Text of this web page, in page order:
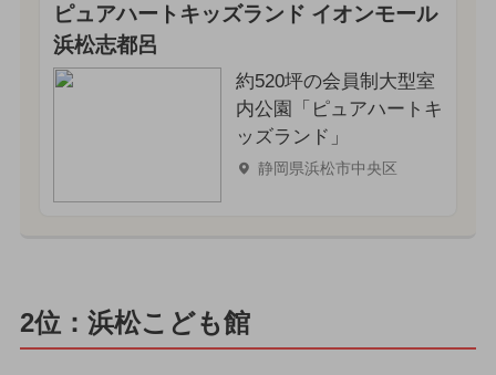
ピュアハートキッズランド イオンモール
浜松志都呂
約520坪の会員制大型室
内公園「ピュアハートキ
ッズランド」
静岡県浜松市中央区
2位：浜松こども館